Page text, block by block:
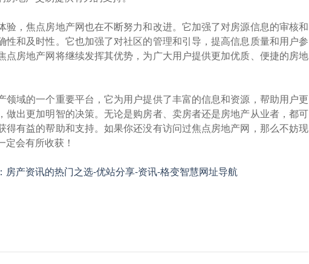
验，焦点房地产网也在不断努力和改进。它加强了对房源信息的审核和
性和及时性。它也加强了对社区的管理和引导，提高信息质量和用户参
点房地产网将继续发挥其优势，为广大用户提供更加优质、便捷的房地
领域的一个重要平台，它为用户提供了丰富的信息和资源，帮助用户更
做出更加明智的决策。无论是购房者、卖房者还是房地产从业者，都可
得有益的帮助和支持。如果你还没有访问过焦点房地产网，那么不妨现
会有所收获！
房产资讯的热门之选-优站分享-资讯-格变智慧网址导航